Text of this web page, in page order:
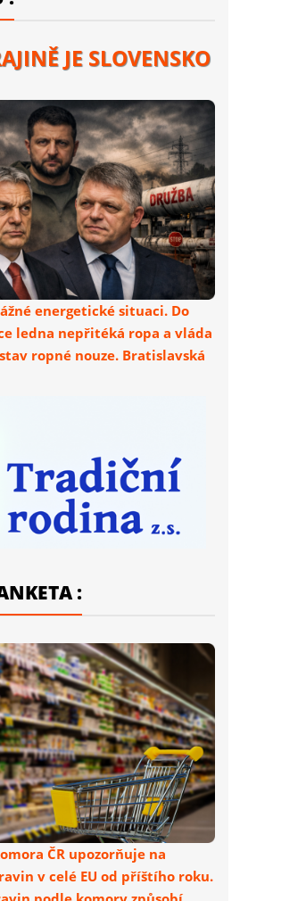
JE SLOVENSKO
energetické situaci. Do
ledna nepřitéká ropa a vláda
ropné nouze. Bratislavská
:
ČR upozorňuje na
v celé EU od příštího roku.